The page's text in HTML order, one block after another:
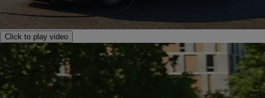
Click to play video